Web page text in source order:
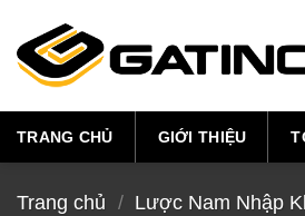
content
TRANG CHỦ GIỚI THIỆU
Trang chủ / Lược Nam Nhập